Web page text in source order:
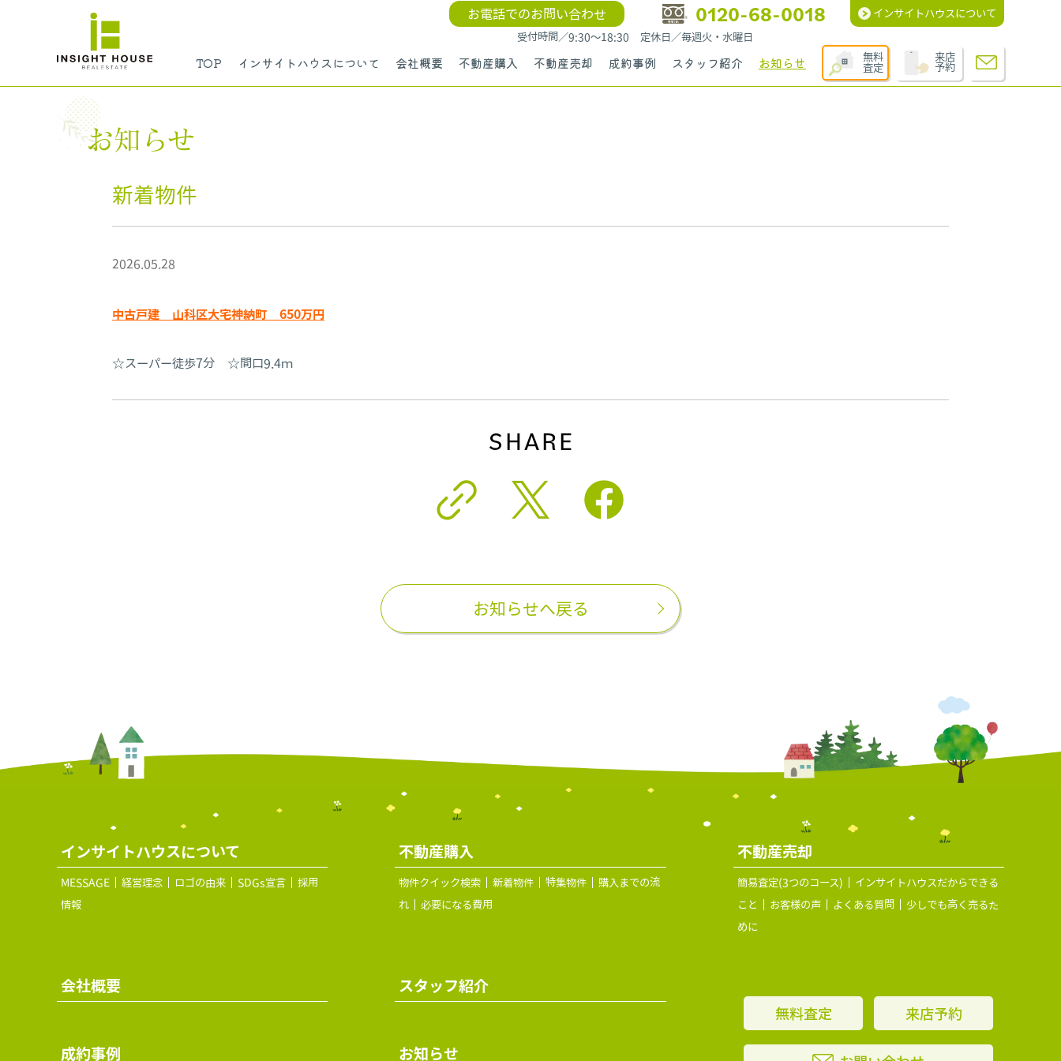
TOP インサイトハウスについて 会社概要 不動産購入 不動産売却 成約事例 スタッフ紹介 お知らせ
無料
査定
来店
予約
お電話でのお問い合わせ 0120-68-0018
受付時間／9:30〜18:30 定休日／毎週火・水曜日
インサイトハウスについて
お知らせ
新着物件
2026.05.28
中古戸建 山科区大宅神納町 650万円
☆スーパー徒歩7分 ☆間口9.4ｍ
SHARE
お知らせへ戻る
インサイトハウスについて
MESSAGE 経営理念 ロゴの由来 SDGs宣言
採用
情報
不動産購入
物件クイック検索 新着物件 特集物件
購入までの流
れ
必要になる費用
不動産売却
簡易査定(3つのコース)
インサイトハウスだからできる
こと
お客様の声 よくある質問
少しでも高く売るた
めに
会社概要
成約事例
スタッフ紹介
お知らせ
無料査定 来店予約